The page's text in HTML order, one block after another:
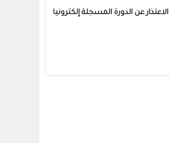
الاعتذار عن الدورة المسجلة إلكترونيا